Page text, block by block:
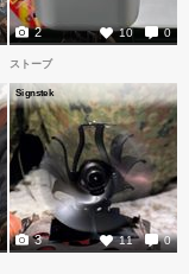
10 0
2
ストーブ
Signstek
11 0
3